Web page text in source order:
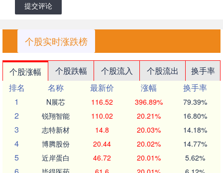
提交评论
个股实时涨跌榜
个股涨幅 个股跌幅 个股流入 个股流出
换手率
排名
名称 最新价 涨幅
换手率
1
N展芯 116.52 396.89% 79.39%
2 锐翔智能 110.02 20.21% 16.80%
3 志特新材 14.8 20.03% 14.18%
4 博腾股份 20.44 20.02% 14.77%
5 近岸蛋白 46.72 20.01% 5.62%